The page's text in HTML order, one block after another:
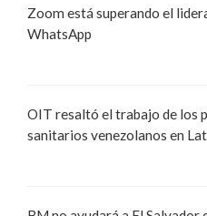
Zoom está superando el
WhatsApp
OIT resaltó el trabajo de los
sanitarios venezolanos en